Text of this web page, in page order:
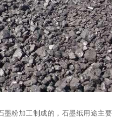
墨粉加工制成的，石墨纸用途主要